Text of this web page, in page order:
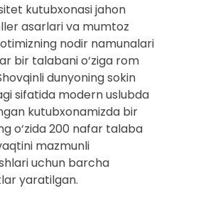
kutubxonasi jahon
asarlari va mumtoz
nodir namunalari
bir talabani o‘ziga rom
dunyoning sokin
sifatida modern uslubda
kutubxonamizda bir
o‘zida 200 nafar talaba
mazmunli
uchun barcha
yaratilgan.